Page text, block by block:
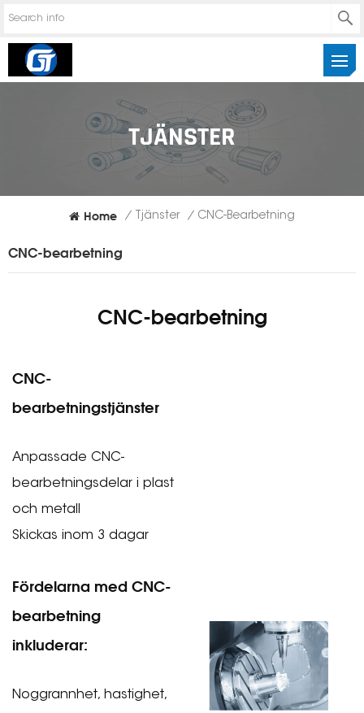
TJÄNSTER
Home / Tjänster / CNC-Bearbetning
CNC-bearbetning
CNC-bearbetning
CNC-
bearbetningstjänster
Anpassade CNC-
bearbetningsdelar i plast
och metall
Skickas inom 3 dagar
Fördelarna med CNC-
bearbetning
inkluderar:
Noggrannhet, hastighet,